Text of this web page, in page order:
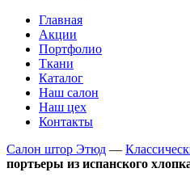
Главная
Акции
Портфолио
Ткани
Каталог
Наш салон
Наш цех
Контакты
Салон штор Этюд —
портьеры из испанского